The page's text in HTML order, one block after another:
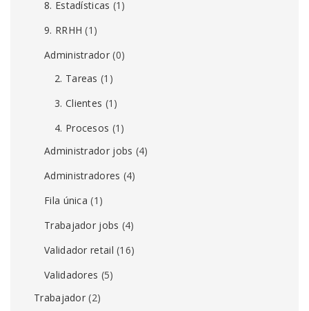
8. Estadísticas (1)
9. RRHH (1)
Administrador(0)
2. Tareas (1)
3. Clientes (1)
4. Procesos (1)
Administrador jobs (4)
Administradores (4)
Fila única (1)
Trabajador jobs (4)
Validador retail (16)
Validadores (5)
Trabajador (2)